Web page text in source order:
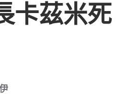
卡茲米死